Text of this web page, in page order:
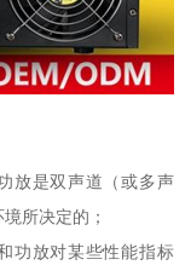
放是双声道（或多声
所决定的；
功放对某些性能指标